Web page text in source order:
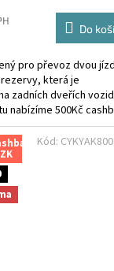
Do
pro převoz dvou
která je
zadních dveřích
nabízíme 500Kč
Kód: